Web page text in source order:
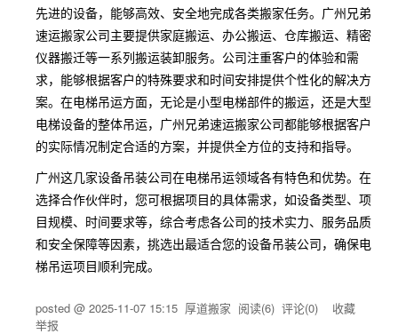
先进的设备，能够高效、安全地完成各类搬家任务。广州兄弟
速运搬家公司主要提供家庭搬运、办公搬运、仓库搬运、精密
仪器搬迁等一系列搬运装卸服务。公司注重客户的体验和需
求，能够根据客户的特殊要求和时间安排提供个性化的解决方
案。在电梯吊运方面，无论是小型电梯部件的搬运，还是大型
电梯设备的整体吊运，广州兄弟速运搬家公司都能够根据客户
的实际情况制定合适的方案，并提供全方位的支持和指导。
广州这几家设备吊装公司在电梯吊运领域各有特色和优势。在
选择合作伙伴时，您可根据项目的具体需求，如设备类型、项
目规模、时间要求等，综合考虑各公司的技术实力、服务品质
和安全保障等因素，挑选出最适合您的设备吊装公司，确保电
梯吊运项目顺利完成。
posted @ 2025-11-07 15:15 厚道搬家 阅读(6) 评论(0) 收藏
举报